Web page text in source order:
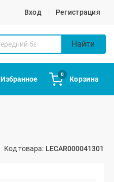
Вход Регистрация
Найти
Избранное
0
Корзина
Код товара: LECAR000041301